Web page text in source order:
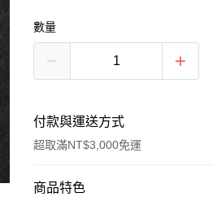
數量
付款與運送方式
超取滿NT$3,000免運
付款方式
商品特色